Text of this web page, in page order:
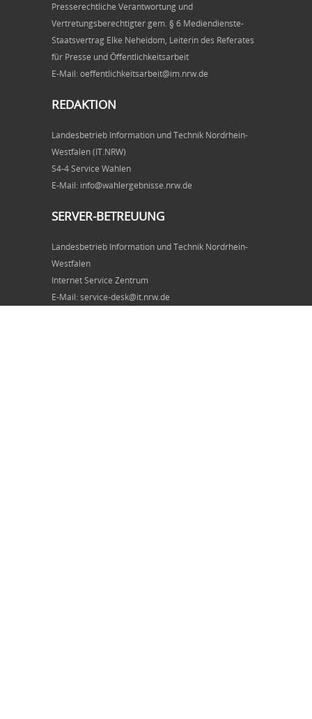
Presserechtliche Verantwortung und
Vertretungsberechtigter gem. § 6 Mediendienste-
Staatsvertrag Elke Neheidom, Leiterin des Referates
für Presse und Öffentlichkeitsarbeit
E-Mail: oeffentlichkeitsarbeit@im.nrw.de
REDAKTION
Landesbetrieb Information und Technik Nordrhein-
Westfalen (IT.NRW)
S4-4 Service Wahlen
E-Mail: info@wahlergebnisse.nrw.de
SERVER-BETREUUNG
Landesbetrieb Information und Technik Nordrhein-
Westfalen
Internet Service Zentrum
E-Mail: service-desk@it.nrw.de